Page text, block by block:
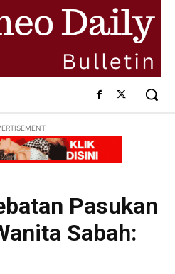
Pasukan
Sabah: